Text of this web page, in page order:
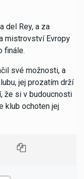
del Rey, a za
mistrovství Evropy
finále.
své možnosti, a
jej prozatím drží
že si v budoucnosti
klub ochoten jej